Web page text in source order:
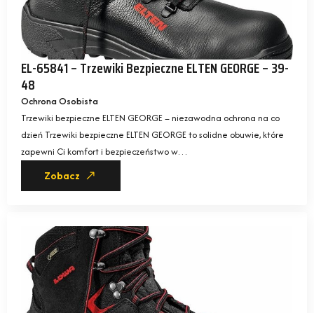
EL-65841 – Trzewiki Bezpieczne ELTEN GEORGE – 39-
48
Ochrona Osobista
Trzewiki bezpieczne ELTEN GEORGE – niezawodna ochrona na co
dzień Trzewiki bezpieczne ELTEN GEORGE to solidne obuwie, które
zapewni Ci komfort i bezpieczeństwo w…
Zobacz